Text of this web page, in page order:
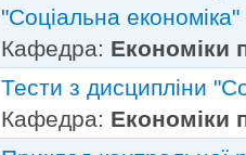
"Соціальна економіка"
Кафедра: Економіки
Тести з дисципліни
Кафедра: Економіки